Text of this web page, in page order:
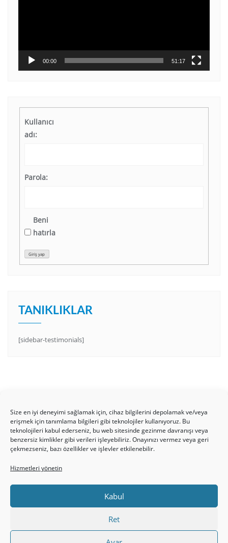
Size en iyi deneyimi sağlamak için, cihaz bilgilerini depolamak ve/veya
erişmek için tanımlama bilgileri gibi teknolojiler kullanıyoruz. Bu
teknolojileri kabul ederseniz, bu web sitesinde gezinme davranışı veya
benzersiz kimlikler gibi verileri işleyebiliriz. Onayınızı vermez veya geri
çekmezseniz, bazı özellikler ve işlevler etkilenebilir.
Hizmetleri yönetin
Kabul
Ret
00:00 51:17
Kullanıcı
adı:
Parola:
Beni
hatırla
Giriş yap
TANIKLIKLAR
[sidebar-testimonials]
HAKKIMIZDA Üyelik Kuralları
Bize Yazın
Online Kutsal Kitap
ABNSAT Türkiye – Canlı İzleyin
Ahuva Hizmetleri YouTube Sayfası
Paltalk Sohbet Odası